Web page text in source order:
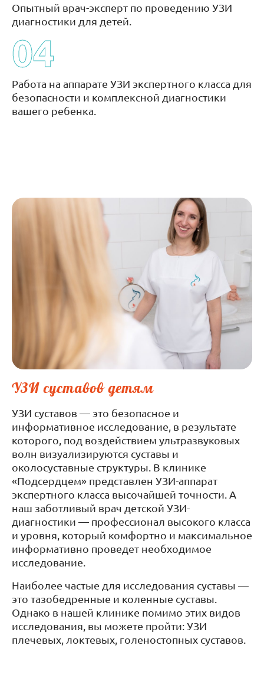
Опытный врач-эксперт по проведению УЗИ
диагностики для детей.
04
Работа на аппарате УЗИ экспертного класса для
безопасности и комплексной диагностики
вашего ребенка.
УЗИ суставов детям
УЗИ суставов — это безопасное и
информативное исследование, в результате
которого, под воздействием ультразвуковых
волн визуализируются суставы и
околосуставные структуры. В клинике
«Подсердцем» представлен УЗИ-аппарат
экспертного класса высочайшей точности. А
наш заботливый врач детской УЗИ-
диагностики — профессионал высокого класса
и уровня, который комфортно и максимальное
информативно проведет необходимое
исследование.
Наиболее частые для исследования суставы —
это тазобедренные и коленные суставы.
Однако в нашей клинике помимо этих видов
исследования, вы можете пройти: УЗИ
плечевых, локтевых, голеностопных суставов.